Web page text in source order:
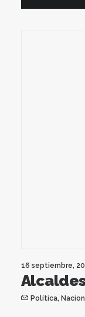
16 septiembre,
Política,